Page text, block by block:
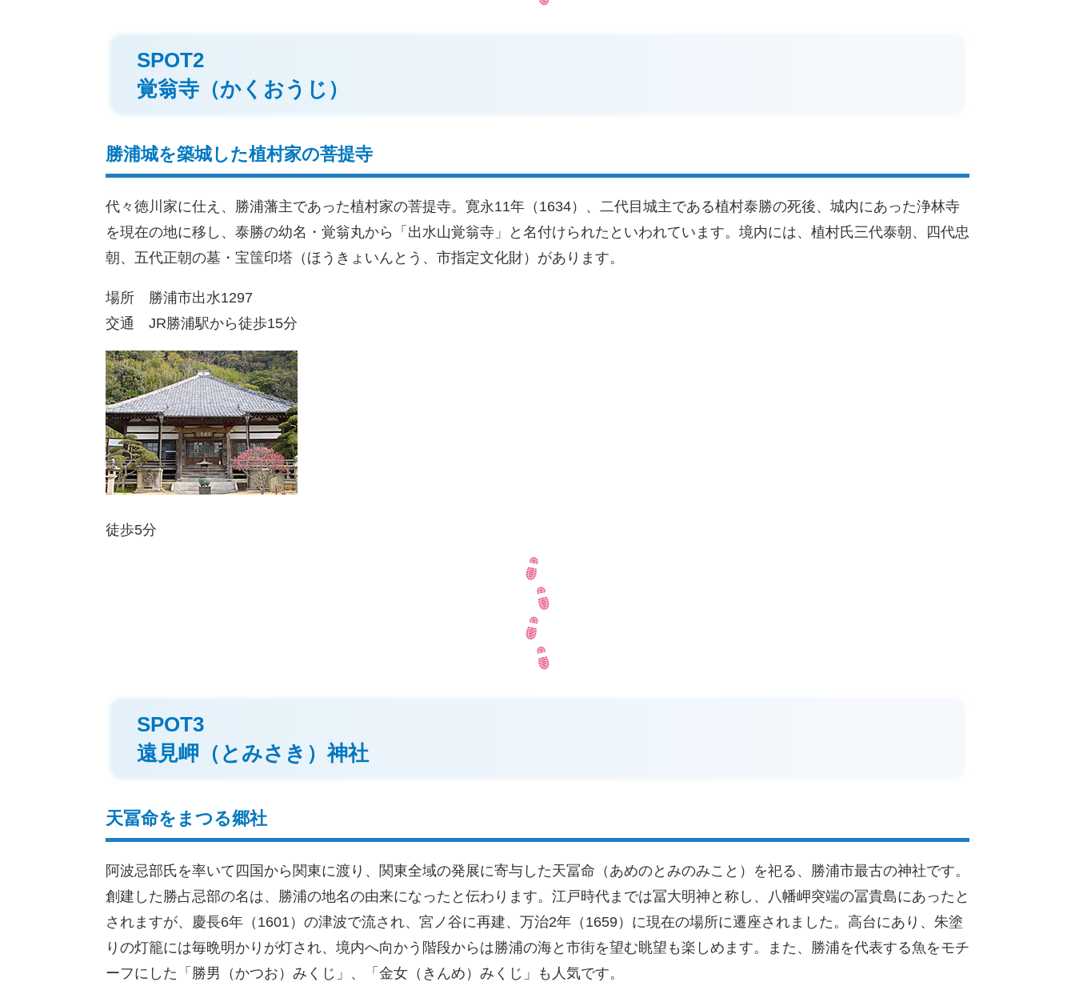
SPOT2
覚翁寺（かくおうじ）
勝浦城を築城した植村家の菩提寺
代々徳川家に仕え、勝浦藩主であった植村家の菩提寺。寛永11年（1634）、二代目城主である植村泰勝の死後、城内にあった浄林寺
を現在の地に移し、泰勝の幼名・覚翁丸から「出水山覚翁寺」と名付けられたといわれています。境内には、植村氏三代泰朝、四代忠
朝、五代正朝の墓・宝筺印塔（ほうきょいんとう、市指定文化財）があります。
場所 勝浦市出水1297
交通 JR勝浦駅から徒歩15分
徒歩5分
SPOT3
遠見岬（とみさき）神社
天冨命をまつる郷社
阿波忌部氏を率いて四国から関東に渡り、関東全域の発展に寄与した天冨命（あめのとみのみこと）を祀る、勝浦市最古の神社です。
創建した勝占忌部の名は、勝浦の地名の由来になったと伝わります。江戸時代までは冨大明神と称し、八幡岬突端の冨貴島にあったと
されますが、慶長6年（1601）の津波で流され、宮ノ谷に再建、万治2年（1659）に現在の場所に遷座されました。高台にあり、朱塗
りの灯籠には毎晩明かりが灯され、境内へ向かう階段からは勝浦の海と市街を望む眺望も楽しめます。また、勝浦を代表する魚をモチ
ーフにした「勝男（かつお）みくじ」、「金女（きんめ）みくじ」も人気です。